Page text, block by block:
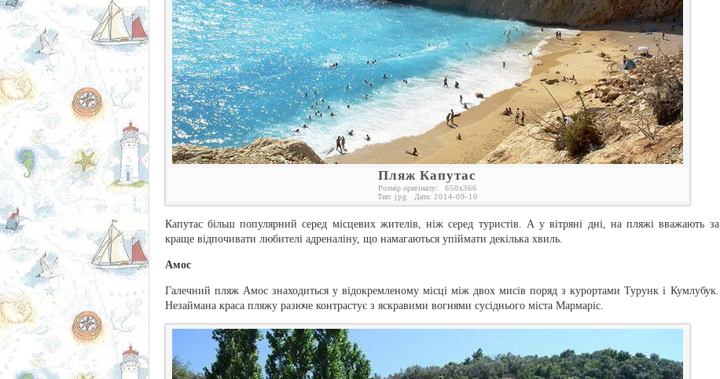
Пляж Капутас
Розмір оригіналу: 650x366
Тип: jpg Дата: 2014-09-10
Капутас більш популярний серед місцевих жителів, ніж серед туристів. А у вітряні дні, на пляжі вважають за
краще відпочивати любителі адреналіну, що намагаються упіймати декілька хвиль.
Амос
Галечний пляж Амос знаходиться у відокремленому місці між двох мисів поряд з курортами Турунк і Кумлубук.
Незаймана краса пляжу разюче контрастує з яскравими вогнями сусіднього міста Мармаріс.